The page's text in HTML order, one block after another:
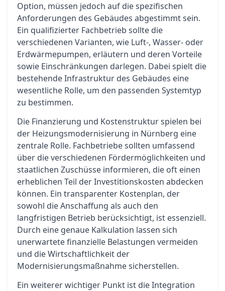
Option, müssen jedoch auf die spezifischen
Anforderungen des Gebäudes abgestimmt sein.
Ein qualifizierter Fachbetrieb sollte die
verschiedenen Varianten, wie Luft-, Wasser- oder
Erdwärmepumpen, erläutern und deren Vorteile
sowie Einschränkungen darlegen. Dabei spielt die
bestehende Infrastruktur des Gebäudes eine
wesentliche Rolle, um den passenden Systemtyp
zu bestimmen.
Die Finanzierung und Kostenstruktur spielen bei
der Heizungsmodernisierung in Nürnberg eine
zentrale Rolle. Fachbetriebe sollten umfassend
über die verschiedenen Fördermöglichkeiten und
staatlichen Zuschüsse informieren, die oft einen
erheblichen Teil der Investitionskosten abdecken
können. Ein transparenter Kostenplan, der
sowohl die Anschaffung als auch den
langfristigen Betrieb berücksichtigt, ist essenziell.
Durch eine genaue Kalkulation lassen sich
unerwartete finanzielle Belastungen vermeiden
und die Wirtschaftlichkeit der
Modernisierungsmaßnahme sicherstellen.
Ein weiterer wichtiger Punkt ist die Integration